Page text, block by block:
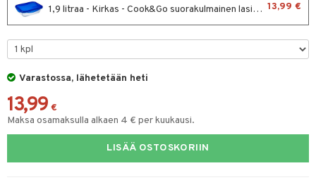
1,9 litraa - Kirkas - Cook&Go suorakulmainen lasinen säilytysrasia 13,99 €
Varastossa, lähetetään heti
13,99 €
Maksa osamaksulla alkaen 4 € per kuukausi.
LISÄÄ OSTOSKORIIN
& Vihannesveitset
sisustus
tarvikkeita
koristelu